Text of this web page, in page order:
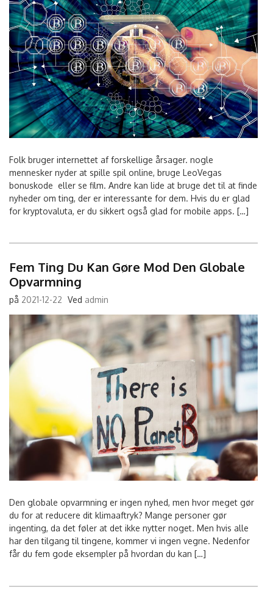
Folk bruger internettet af forskellige årsager. nogle
mennesker nyder at spille spil online, bruge LeoVegas
bonuskode eller se film. Andre kan lide at bruge det til at finde
nyheder om ting, der er interessante for dem. Hvis du er glad
for kryptovaluta, er du sikkert også glad for mobile apps. […]
Fem Ting Du Kan Gøre Mod Den Globale
Opvarmning
på 2021-12-22 Ved admin
Den globale opvarmning er ingen nyhed, men hvor meget gør
du for at reducere dit klimaaftryk? Mange personer gør
ingenting, da det føler at det ikke nytter noget. Men hvis alle
har den tilgang til tingene, kommer vi ingen vegne. Nedenfor
får du fem gode eksempler på hvordan du kan […]